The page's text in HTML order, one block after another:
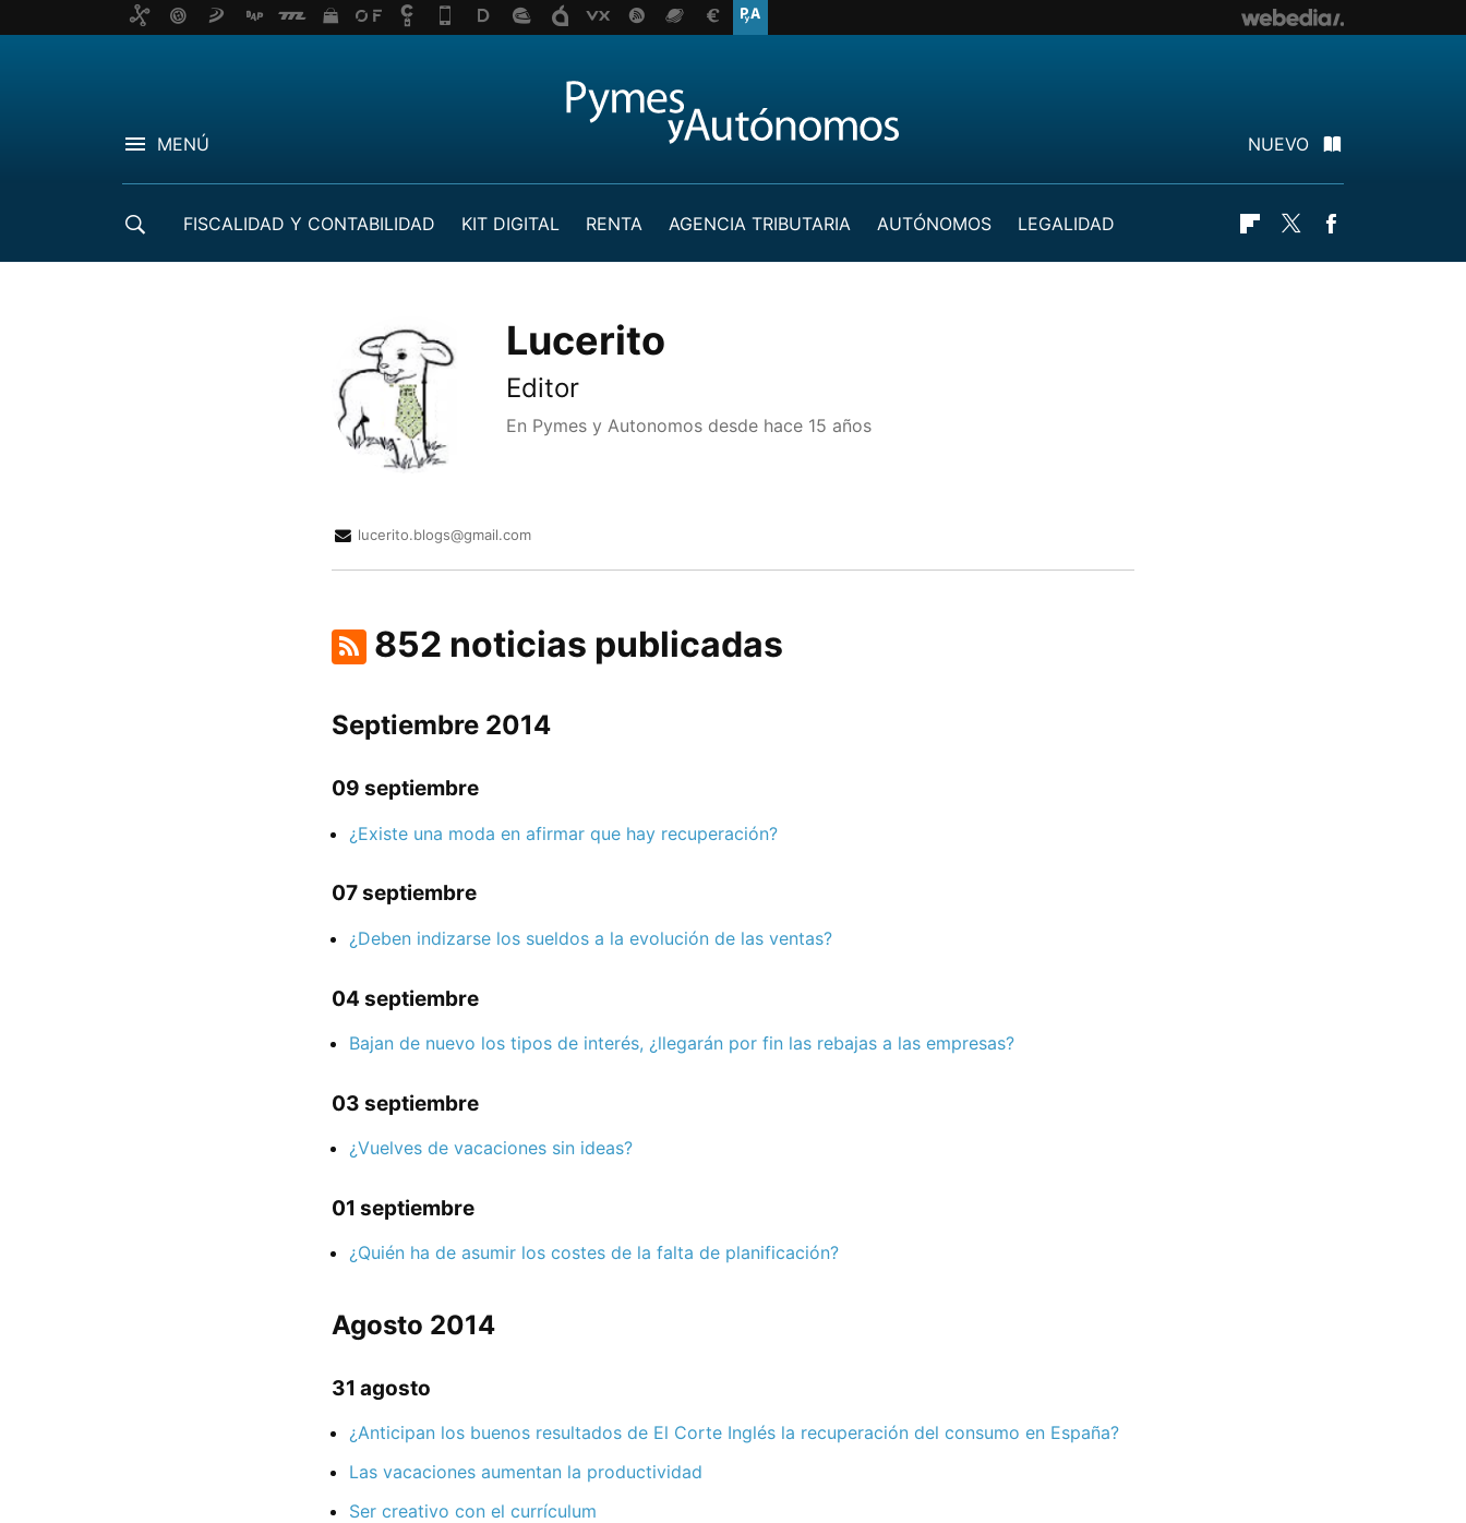
MENÚ NUEVO
FISCALIDAD Y CONTABILIDAD KIT DIGITAL RENTA AGENCIA TRIBUTARIA AUTÓNOMOS
LEGALIDAD
Flipboard
Twitter
Lucerito
Editor
En Pymes y Autonomos desde hace 15 años
lucerito.blogs@gmail.com
852 noticias publicadas
Septiembre 2014
09 septiembre
¿Existe una moda en afirmar que hay recuperación?
07 septiembre
¿Deben indizarse los sueldos a la evolución de las ventas?
04 septiembre
Bajan de nuevo los tipos de interés, ¿llegarán por fin las rebajas a las empresas?
03 septiembre
¿Vuelves de vacaciones sin ideas?
01 septiembre
¿Quién ha de asumir los costes de la falta de planificación?
Agosto 2014
31 agosto
¿Anticipan los buenos resultados de El Corte Inglés la recuperación del consumo en España?
Las vacaciones aumentan la productividad
Ser creativo con el currículum